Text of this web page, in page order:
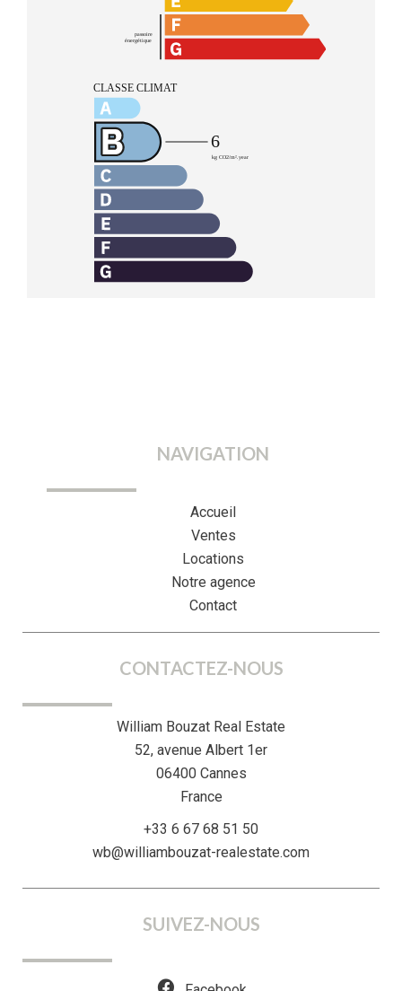
NAVIGATION
Accueil
Ventes
Locations
Notre agence
Contact
CONTACTEZ-NOUS
William Bouzat Real Estate
52, avenue Albert 1er
06400Cannes
France
+33 6 67 68 51 50
wb@williambouzat-realestate.com
SUIVEZ-NOUS